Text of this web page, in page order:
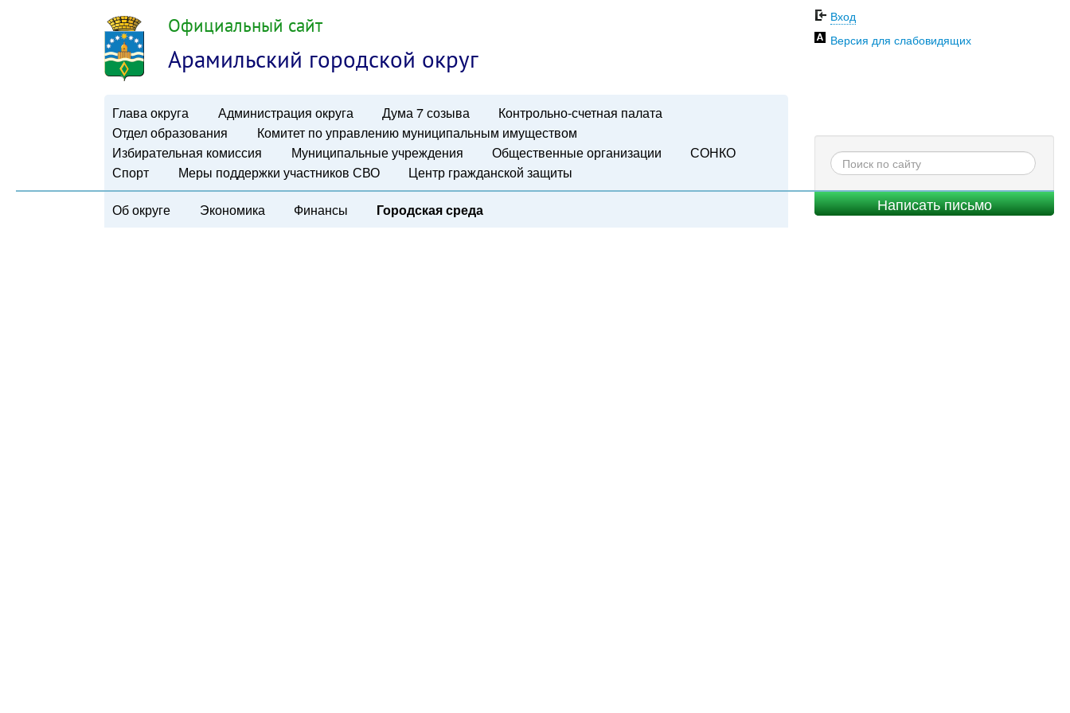
Официальный сайт
Арамильский городской округ
Глава округа Администрация округа Дума 7 созыва
Контрольно-счетная палата
Отдел образования
Комитет по управлению муниципальным имуществом
Избирательная комиссия
Муниципальные учреждения Общественные организации
СОНКО
Спорт
Меры поддержки участников СВО Центр гражданской защиты
Вход
Версия для слабовидящих
Написать письмо
Об округе Экономика Финансы Городская среда